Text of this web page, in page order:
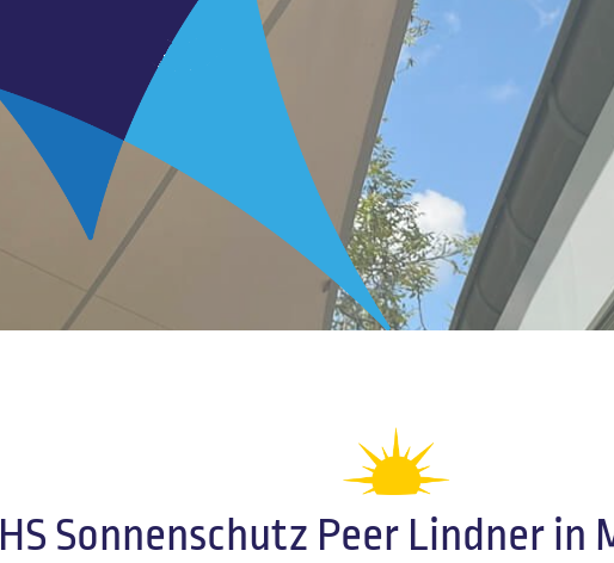
HS Sonnenschutz Peer Lindner in